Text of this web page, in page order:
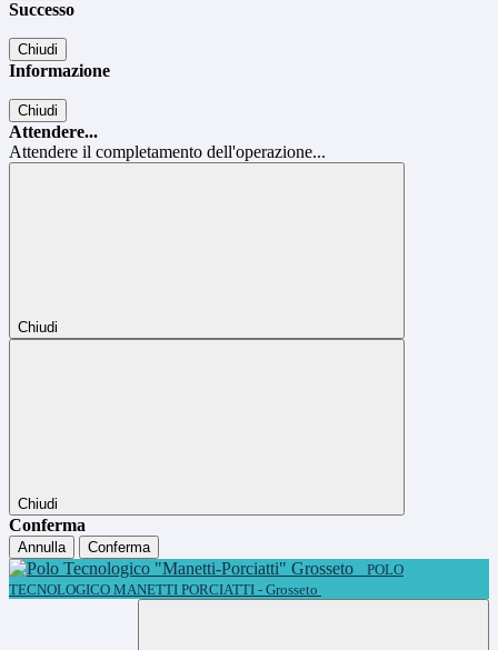
Successo
Chiudi
Informazione
Chiudi
Attendere...
Attendere il completamento dell'operazione...
Chiudi
Chiudi
Conferma
Annulla
Conferma
POLO
TECNOLOGICO MANETTI PORCIATTI - Grosseto